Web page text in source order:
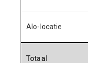
Alo-locatie
Totaal